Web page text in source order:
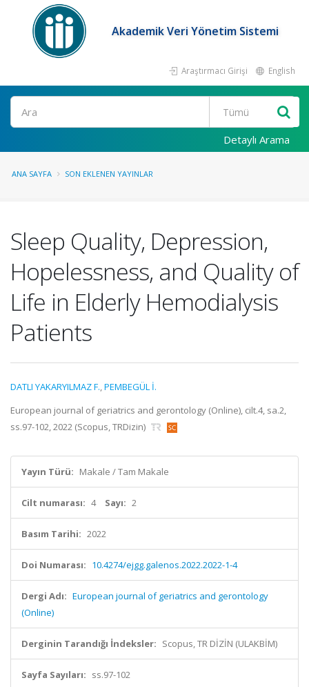
Akademik Veri Yönetim Sistemi
Araştırmacı Girişi English
Ara
Detaylı Arama
ANA SAYFA SON EKLENEN YAYINLAR
Sleep Quality, Depression,
Hopelessness, and Quality of
Life in Elderly Hemodialysis
Patients
DATLI YAKARYILMAZ F.,PEMBEGÜL İ.
European journal of geriatrics and gerontology (Online), cilt.4, sa.2,
ss.97-102, 2022 (Scopus, TRDizin)
Yayın Türü: Makale / Tam Makale
Cilt numarası: 4 Sayı: 2
Basım Tarihi: 2022
Doi Numarası: 10.4274/ejgg.galenos.2022.2022-1-4
Dergi Adı: European journal of geriatrics and gerontology
(Online)
Derginin Tarandığı İndeksler: Scopus, TR DİZİN (ULAKBİM)
Sayfa Sayıları: ss.97-102